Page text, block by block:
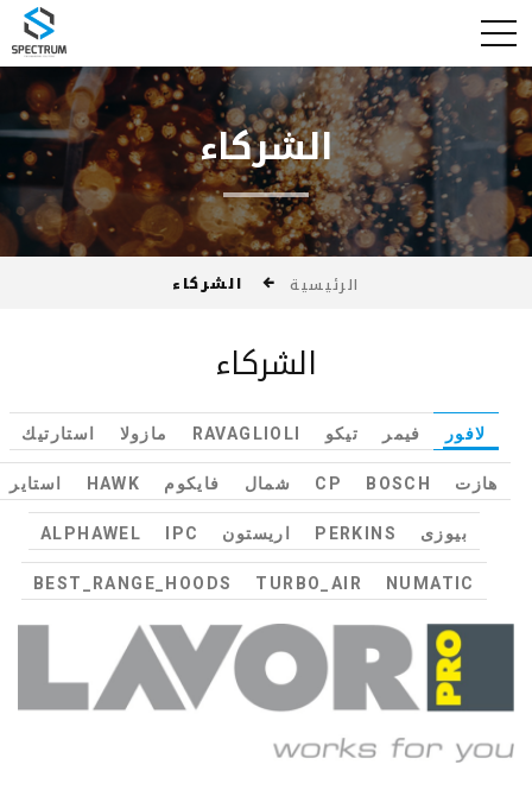
الشركاء
الرئيسية الشركاء
الشركاء
لافور فيمر تيكو RAVAGLIOLI مازولا استارتيك
هازت BOSCH
CP شمال فايكوم HAWK استاير
بيوزى PERKINS اريستون IPC
ALPHAWEL
NUMATIC
TURBO_AIR
BEST_RANGE_HOODS